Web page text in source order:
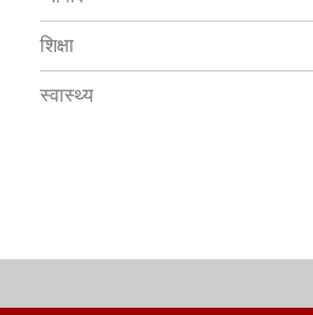
शिक्षा
स्वास्थ्य